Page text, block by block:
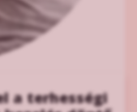
a terhességi